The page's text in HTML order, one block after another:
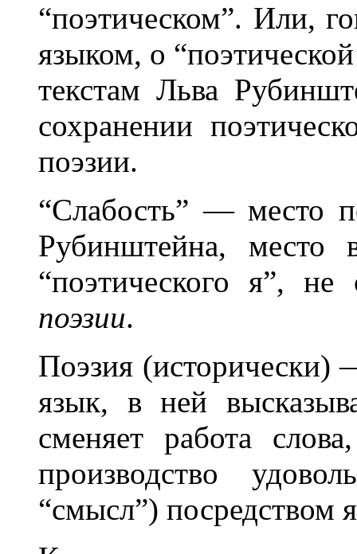
“поэтическом”. Или,
языком, о
текстам Льва
сохранении
поэзии.
“Слабость” — место
Рубинштейна, место
“поэтического я”,
поэзии.
Поэзия (исторически)
язык, в ней
сменяет работа
производство
“смысл”) посредством